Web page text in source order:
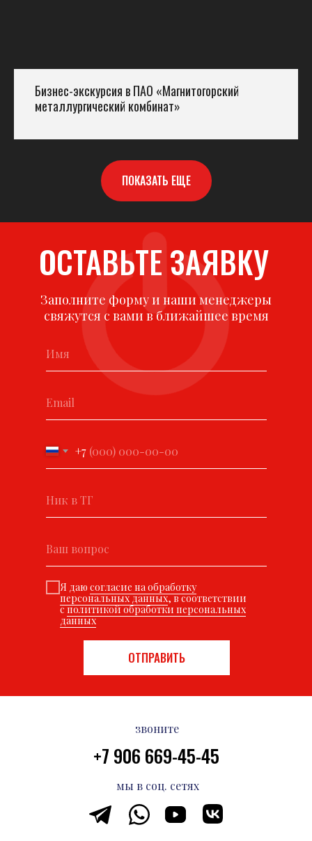
Бизнес-экскурсия в ПАО «Магнитогорский
металлургический комбинат»
ПОКАЗАТЬ ЕЩЕ
ОСТАВЬТЕ ЗАЯВКУ
Заполните форму и наши менеджеры
свяжутся с вами в ближайшее время
+7
Я даю согласие на обработку
персональных данных, в соответствии
сполитикой обработки персональных
данных
ОТПРАВИТЬ
звоните
+7 906 669-45-45
мы в соц. сетях